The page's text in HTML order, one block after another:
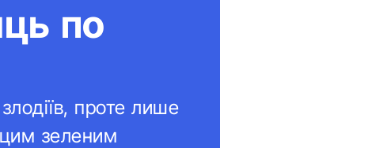
по
проте лише
цим зеленим